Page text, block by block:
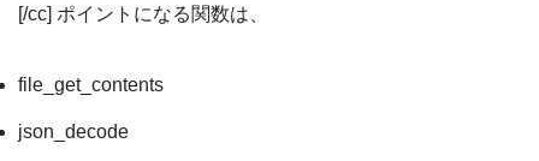
[/cc] ポイントになる関数は、
file_get_contents
json_decode